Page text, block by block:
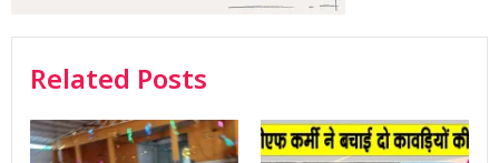
Related Posts